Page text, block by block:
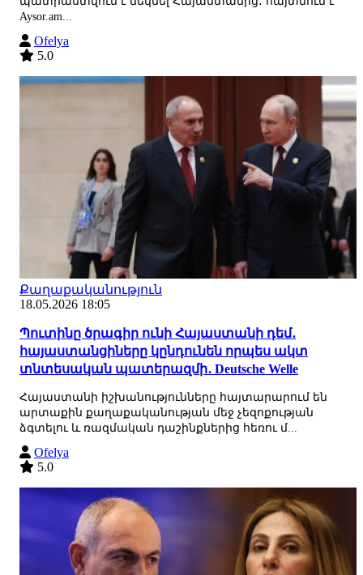
Aysor.am...
Ofelya
5.0
Քաղաքականություն
18.05.2026 18:05
Պուտինը ծրագիր ունի Հայաստանի դեմ․
հայաստանցիները կընդունեն որպես ակտ
տնտեսական պատերազմի․ Deutsche Welle
Հայաստանի իշխանությունները հայտարարում են
արտաքին քաղաքականության մեջ չեզոքության
ձգտելու և ռազմական դաշինքներից հեռու մ...
Ofelya
5.0